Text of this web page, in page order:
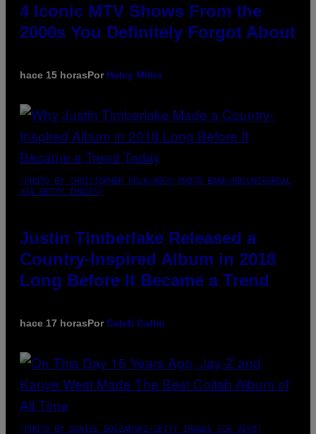
4 Iconic MTV Shows From the
2000s You Definitely Forgot About
hace 15 horasPor Haley Miller
(PHOTO BY CHRISTOPHER POLK/NBCU PHOTO BANK/NBCUNIVERSAL
VIA GETTY IMAGES)
Justin Timberlake Released a
Country-Inspired Album in 2018
Long Before It Became a Trend
hace 17 horasPorCaleb Catlin
(PHOTO BY DANIEL BOCZARSKI/GETTY IMAGES FOR VEVO)